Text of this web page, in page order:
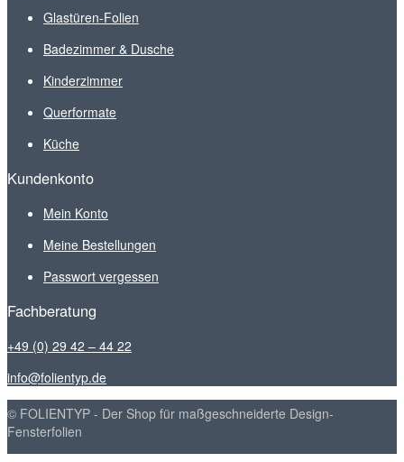
Glastüren-Folien
Badezimmer & Dusche
Kinderzimmer
Querformate
Küche
Kundenkonto
Mein Konto
Meine Bestellungen
Passwort vergessen
Fachberatung
+49 (0) 29 42 – 44 22
info@folientyp.de
© FOLIENTYP - Der Shop für maßgeschneiderte Design-
Fensterfolien